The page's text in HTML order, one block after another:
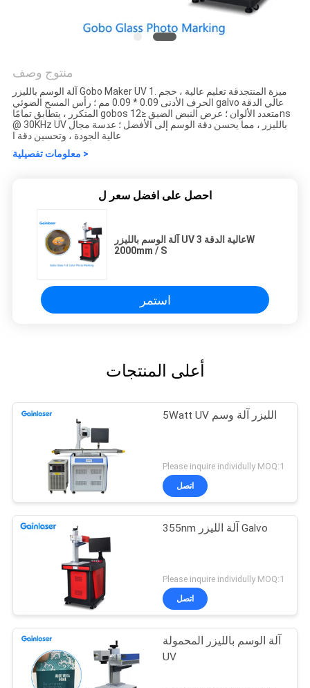
منتوج وصف
آلة الوسم بالليزر Gobo Maker UV 1. ميزة المنتجدقة تعليم عالية ، حجم
الحرف الأدنى 0.09 * 0.09 مم ؛ رأس المسح الضوئي galvo عالي الدقة
المتكرر ، يتطابق تمامًا gobos متعدد الألوان ؛ عرض النبض الضيق ≤12ns
@ 30KHz UV بالليزر ، مما يحسن دقة الوسم إلى الأفضل ؛ عدسة مجال
عالية الجودة ، وتحسين دقة ا
معلومات تفصيلية >
احصل على افضل سعر ل
آلة الوسم بالليزر UV عالية الدقة 3W
2000mm / S
استمر
أعلى المنتجات
5Watt UV الليزر آلة وسم
Please inquire individully MOQ:1
اتصل
355nm آلة الليزر Galvo
Please inquire individully MOQ:1
اتصل
آلة الوسم بالليزر المحمولة
UV